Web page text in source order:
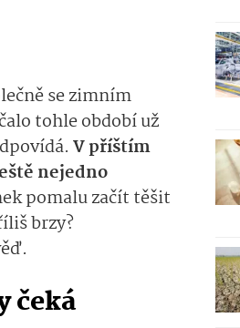
se zimním
tohle období už
V příštím
nejedno
pomalu začít těšit
brzy?
čeká